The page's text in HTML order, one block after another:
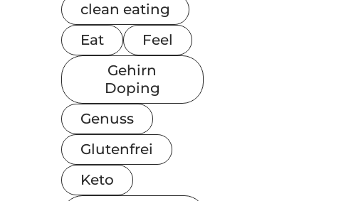
clean eating
Eat
Feel
Gehirn
Doping
Genuss
Glutenfrei
Keto